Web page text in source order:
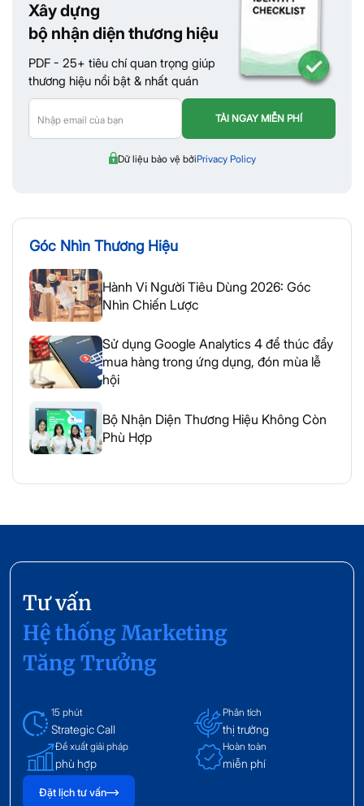
Xây dựng
bộ nhận diện thương hiệu
PDF - 25+ tiêu chí quan trọng giúp
thương hiệu nổi bật & nhất quán
Dữ liệu bảo vệ bởiPrivacy Policy
Góc Nhìn Thương Hiệu
Hành Vi Người Tiêu Dùng 2026: Góc
Nhìn Chiến Lược
Sử dụng Google Analytics 4 để thúc đẩy
mua hàng trong ứng dụng, đón mùa lễ
hội
Bộ Nhận Diện Thương Hiệu Không Còn
Phù Hợp
Tư vấn
Hệ thống Marketing
Tăng Trưởng
15 phút
Strategic Call
Phân tích
thị trường
Đề xuất giải pháp
phù hợp
Hoàn toàn
miễn phí
Đặt lịch tư vấn